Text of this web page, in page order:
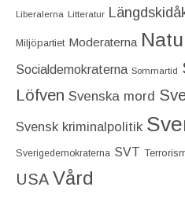
Liberalerna Litteratur
Miljöpartiet Moderaterna
Socialdemokraterna Sommartid
Löfven Svenska mord
Svensk kriminalpolitik
Sverigedemokraterna SVT
USA Vård